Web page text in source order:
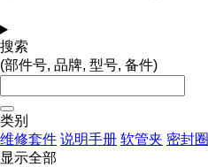
搜索
(部件号, 品牌, 型号, 备件)
类别
维修套件 说明手册 软管夹 密封圈
显示全部